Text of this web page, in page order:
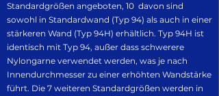
Standardgrößen angeboten, 10 davon sind
sowohl in Standardwand (Typ 94) als auch in einer
stärkeren Wand (Typ 94H) erhältlich. Typ 94H ist
identisch mit Typ 94, außer dass schwerere
Nylongarne verwendet werden, was je nach
Innendurchmesser zu einer erhöhten Wandstärke
führt. Die 7 weiteren Standardgrößen werden in